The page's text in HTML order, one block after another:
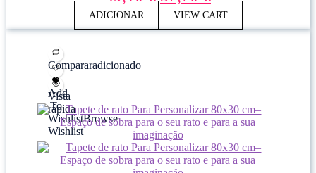
preço
original
era:
preço
atual
é:
ADICIONAR VIEW CART
Compararadicionado
Add
To
WishlistBrowse
Wishlist
Vista
rápida